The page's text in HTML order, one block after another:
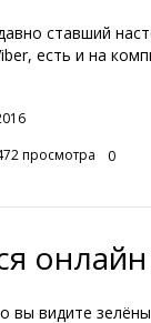
ставший
есть и на
просмотра 0
вы видите